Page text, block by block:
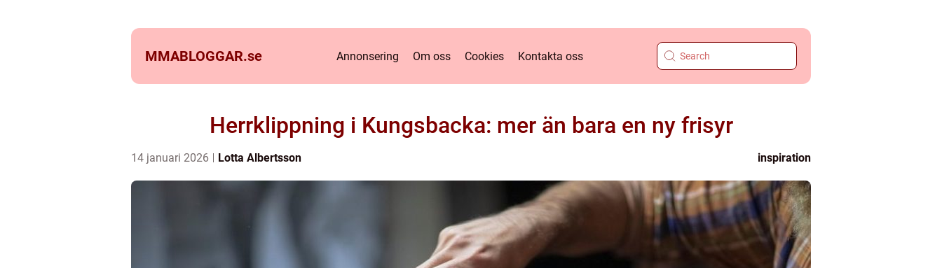
MMABLOGGAR.se Annonsering Om oss Cookies Kontakta oss
Herrklippning i Kungsbacka: mer än bara en ny frisyr
14 januari 2026 Lotta Albertsson inspiration